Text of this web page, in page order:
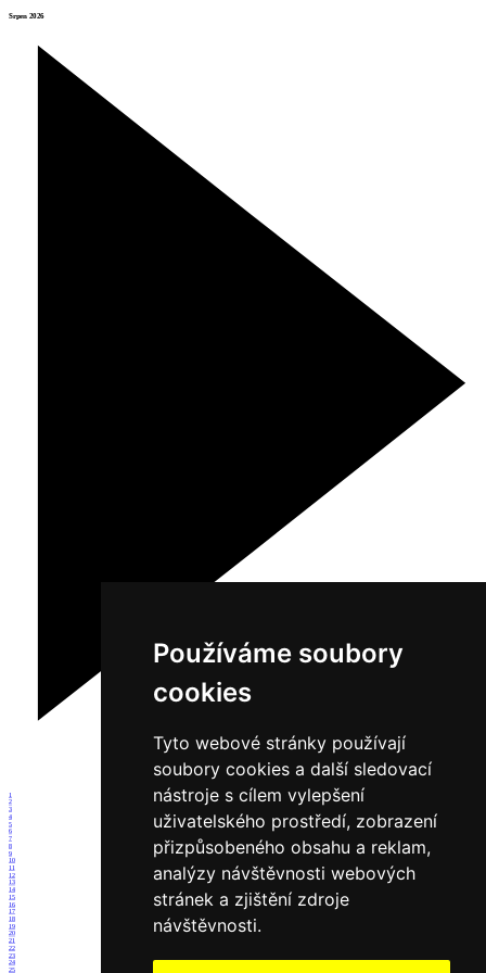
Používáme soubory
cookies
Tyto webové stránky používají
soubory cookies a další sledovací
nástroje s cílem vylepšení
uživatelského prostředí, zobrazení
přizpůsobeného obsahu a reklam,
analýzy návštěvnosti webových
stránek a zjištění zdroje
návštěvnosti.
Srpen 2026
1
2
3
4
5
6
7
8
9
10
11
12
13
14
15
16
17
18
19
20
21
22
23
24
25